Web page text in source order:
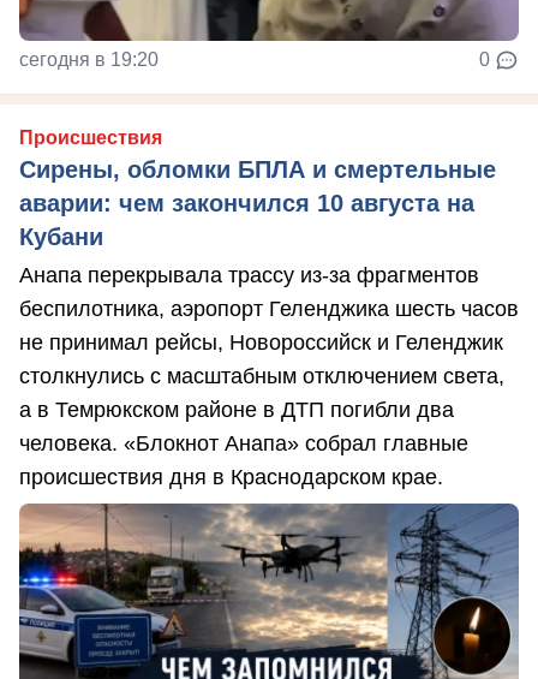
сегодня в 19:20 0
Происшествия
Сирены, обломки БПЛА и смертельные
аварии: чем закончился 10 августа на
Кубани
Анапа перекрывала трассу из-за фрагментов
беспилотника, аэропорт Геленджика шесть часов
не принимал рейсы, Новороссийск и Геленджик
столкнулись с масштабным отключением света,
а в Темрюкском районе в ДТП погибли два
человека. «Блокнот Анапа» собрал главные
происшествия дня в Краснодарском крае.